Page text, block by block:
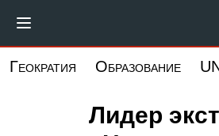
основному
Геократия Образование
Лидер